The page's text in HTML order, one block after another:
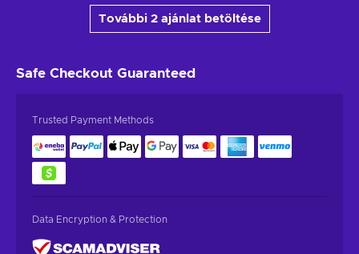
További 2 ajánlat betöltése
Safe Checkout Guaranteed
Trusted Payment Methods
Data Encryption & Protection